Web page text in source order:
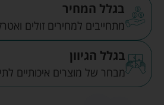
בגלל המחיר
מתחייבים למחירים זולים
בגלל הגיוון
מבחר של מוצרים איכותיים